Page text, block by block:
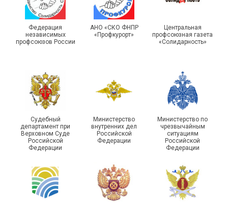
Подписано соглашение с
ГУ ФССП по Самарской
области
Единство традиций и сила
духа
профсоюзных
организаций ГУФСИН
России по Пермскому
туристическом слете
215-й юбилей
государственной
Республике Саха (Якутия)
Федерация
независимых
профсоюзов России
АНО «СКО ФНПР
«Профкурорт»
Центральная
профсоюзная газета
«Солидарность»
Судебный
департамент при
Верховном Суде
Российской
Федерации
Министерство
внутренних дел
Российской
Федерации
Министерство по
чрезвычайным
ситуациям
Российской
Федерации